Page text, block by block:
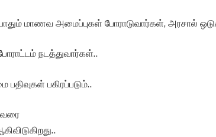
மாணவ அமைப்புகள் போராடுவார்கள், அரசால்
நடத்துவார்கள்..
பகிரப்படும்..